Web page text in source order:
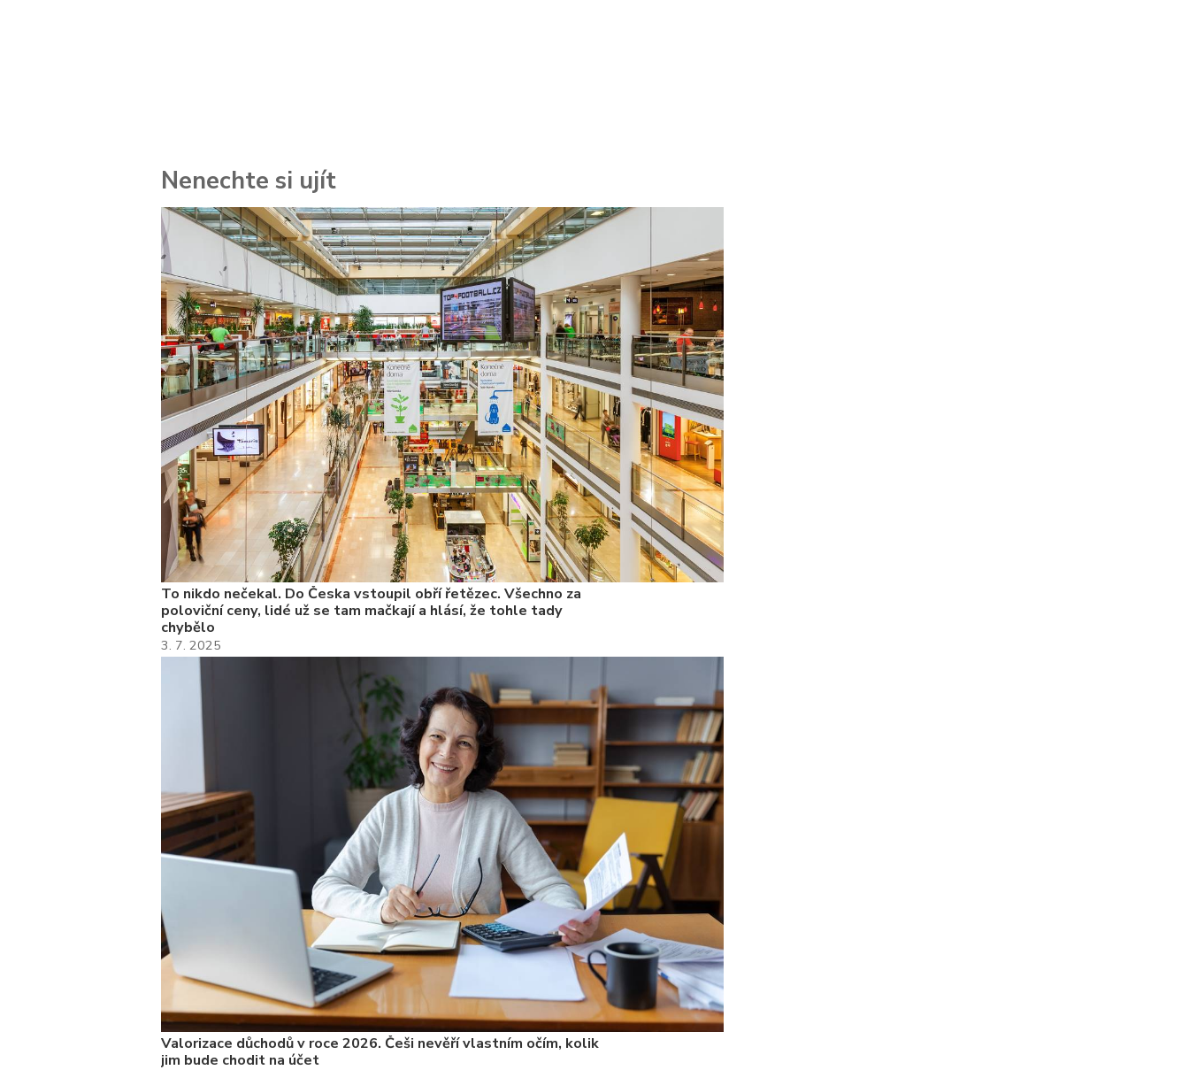
Nenechte si ujít
To nikdo nečekal. Do Česka vstoupil obří řetězec. Všechno za
poloviční ceny, lidé už se tam mačkají a hlásí, že tohle tady
chybělo
3. 7. 2025
Valorizace důchodů v roce 2026. Češi nevěří vlastním očím, kolik
jim bude chodit na účet